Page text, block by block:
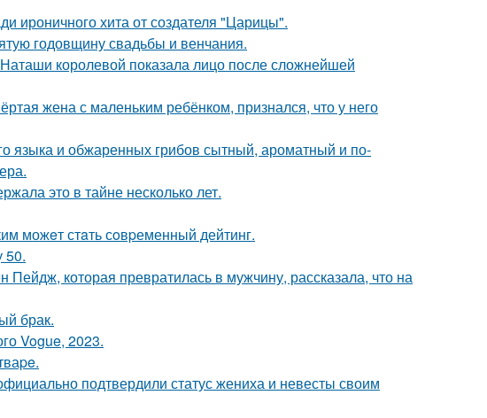
ироничного хита от создателя "Царицы".
годовщину свадьбы и венчания.
королевой показала лицо после сложнейшей
жена с маленьким ребёнком, признался, что у него
языка и обжаренных грибов сытный, ароматный и по-
это в тайне несколько лет.
можeт стaть сoвpеменный дейтинг.
50.
которая превратилась в мужчину, рассказала, что на
брак.
Vogue, 2023.
подтвердили статус жениха и невесты своим